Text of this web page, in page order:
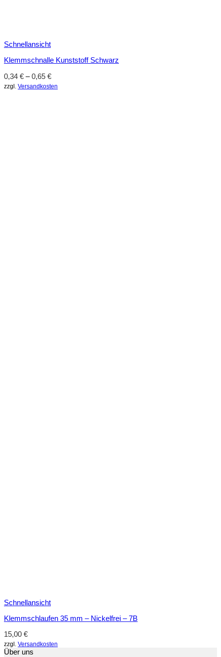
Schnellansicht
Klemmschnalle Kunststoff Schwarz
0,34 € –0,65 €
zzgl. Versandkosten
Schnellansicht
Klemmschlaufen 35 mm – Nickelfrei – 7B
15,00 €
zzgl. Versandkosten
Über uns